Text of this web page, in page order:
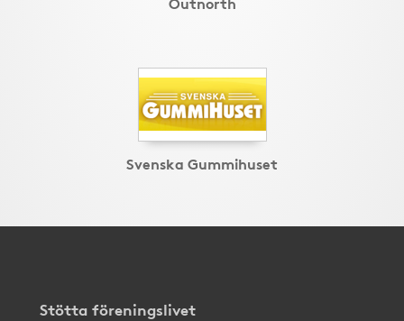
Svenska Gummihuset
Stötta föreningslivet